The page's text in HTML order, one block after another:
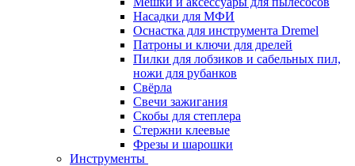
Насадки для МФИ
Оснастка для инструмента Dremel
Патроны и ключи для дрелей
Пилки для лобзиков и сабельных пил,
ножи для рубанков
Свёрла
Свечи зажигания
Скобы для степлера
Стержни клеевые
Фрезы и шарошки
Инструменты